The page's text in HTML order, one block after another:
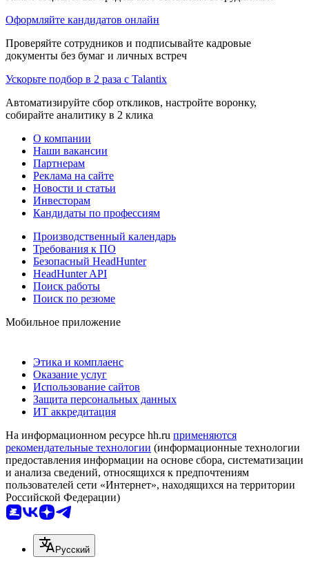
Оформляйте кандидатов онлайн
Проверяйте сотрудников и подписывайте кадровые
документы без бумаг и личных встреч
Ускорьте подбор в 2 раза с Talantix
Автоматизируйте сбор откликов, настройте воронку,
собирайте аналитику в 2 клика
О компании
Наши вакансии
Партнерам
Реклама на сайте
Новости и статьи
Инвесторам
Кандидаты по профессиям
Производственный календарь
Требования к ПО
Безопасный HeadHunter
HeadHunter API
Поиск работы
Поиск по резюме
Мобильное приложение
Этика и комплаенс
Оказание услуг
Использование сайтов
Защита персональных данных
ИТ аккредитация
На информационном ресурсе hh.ru применяются
рекомендательные технологии (информационные технологии
предоставления информации на основе сбора, систематизации
и анализа сведений, относящихся к предпочтениям
пользователей сети «Интернет», находящихся на территории
Российской Федерации)
Русский